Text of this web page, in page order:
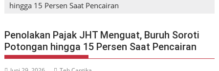
hingga 15 Persen Saat Pencairan
Penolakan Pajak JHT Menguat, Buruh Soroti
Potongan hingga 15 Persen Saat Pencairan